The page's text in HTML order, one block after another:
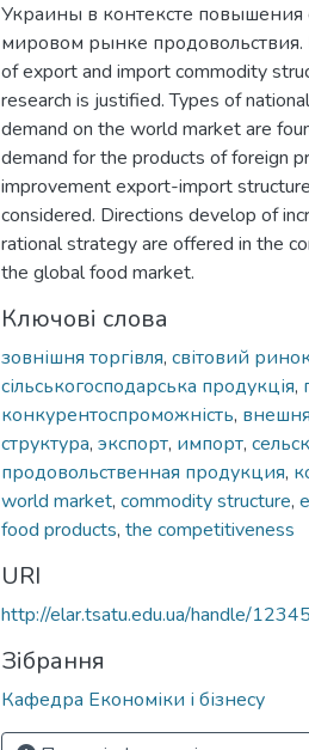
Украины в контексте повышения
мировом рынке продовольствия.
of export and import commodity
research is justified. Types of
demand on the world market are
demand for the products of foreign
improvement export-import
considered. Directions develop of
rational strategy are offered in the
the global food market.
Ключові слова
зовнішня торгівля, світовий
сільськогосподарська продукція,
конкурентоспроможність,
структура, экспорт, импорт,
продовольственная продукция,
world market, commodity structure,
food products, the competitiveness
URI
http://elar.tsatu.edu.ua/handle/
Зібрання
Кафедра Економіки і бізнесу